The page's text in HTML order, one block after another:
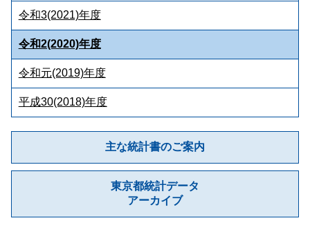
令和3(2021)年度
令和2(2020)年度
令和元(2019)年度
平成30(2018)年度
主な統計書のご案内
東京都統計データ
アーカイブ